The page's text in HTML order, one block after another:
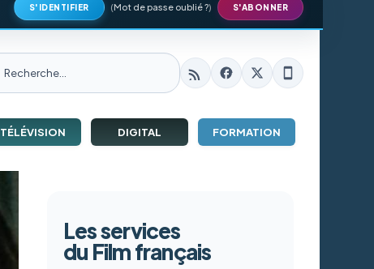
S'IDENTIFIER (Mot de passe oublié ?) S'ABONNER
TÉLÉVISION DIGITAL FORMATION
Les services
du Film français